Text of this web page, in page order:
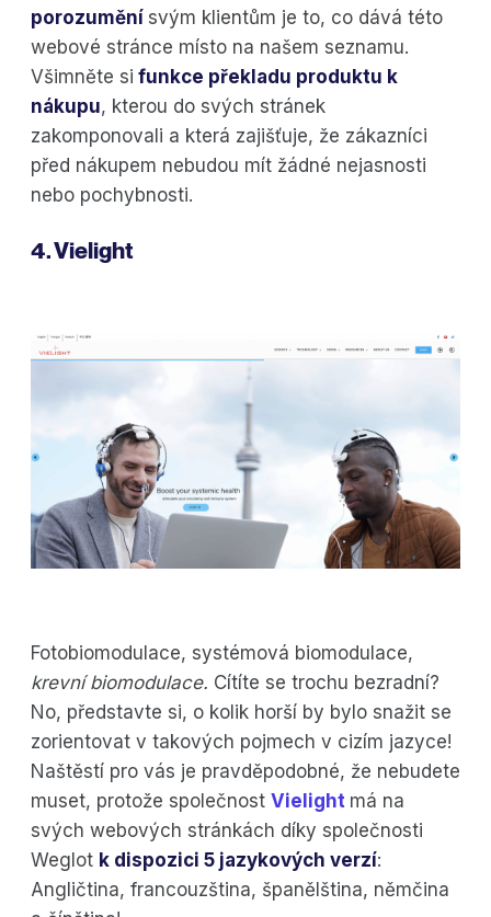
porozumění svým klientům je to, co dává této
webové stránce místo na našem seznamu.
Všimněte si funkce překladu produktu k
nákupu, kterou do svých stránek
zakomponovali a která zajišťuje, že zákazníci
před nákupem nebudou mít žádné nejasnosti
nebo pochybnosti.
4. Vielight
Fotobiomodulace, systémová biomodulace,
krevní biomodulace. Cítíte se trochu bezradní?
No, představte si, o kolik horší by bylo snažit se
zorientovat v takových pojmech v cizím jazyce!
Naštěstí pro vás je pravděpodobné, že nebudete
muset, protože společnost Vielight má na
svých webových stránkách díky společnosti
Weglot k dispozici 5 jazykových verzí:
Angličtina, francouzština, španělština, němčina